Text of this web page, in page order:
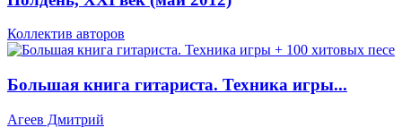
Коллектив авторов
Большая книга гитариста. Техника игры...
Агеев Дмитрий